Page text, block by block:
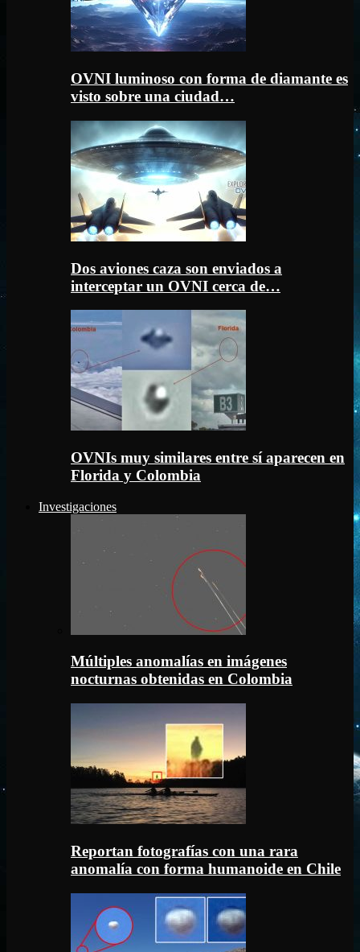
OVNI luminoso con forma de diamante es
visto sobre una ciudad…
Dos aviones caza son enviados a
interceptar un OVNI cerca de…
OVNIs muy similares entre sí aparecen en
Florida y Colombia
Investigaciones
Múltiples anomalías en imágenes
nocturnas obtenidas en Colombia
Reportan fotografías con una rara
anomalía con forma humanoide en Chile